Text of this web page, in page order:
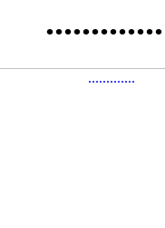
.............